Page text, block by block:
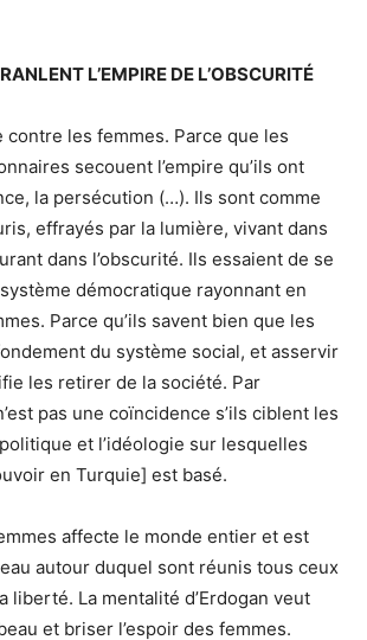
L’EMPIRE DE L’OBSCURITÉ
contre les femmes. Parce que les
secouent l’empire qu’ils ont
la persécution (…). Ils sont comme
effrayés par la lumière, vivant dans
dans l’obscurité. Ils essaient de se
démocratique rayonnant en
Parce qu’ils savent bien que les
du système social, et asservir
les retirer de la société. Par
pas une coïncidence s’ils ciblent les
et l’idéologie sur lesquelles
en Turquie] est basé.
affecte le monde entier et est
autour duquel sont réunis tous ceux
liberté. La mentalité d’Erdogan veut
et briser l’espoir des femmes.